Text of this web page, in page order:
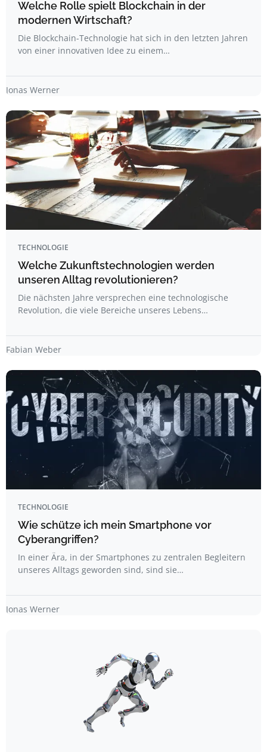
Welche Rolle spielt Blockchain in der
modernen Wirtschaft?
Die Blockchain-Technologie hat sich in den letzten Jahren
von einer innovativen Idee zu einem…
Jonas Werner
TECHNOLOGIE
Welche Zukunftstechnologien werden
unseren Alltag revolutionieren?
Die nächsten Jahre versprechen eine technologische
Revolution, die viele Bereiche unseres Lebens…
Fabian Weber
TECHNOLOGIE
Wie schütze ich mein Smartphone vor
Cyberangriffen?
In einer Ära, in der Smartphones zu zentralen Begleitern
unseres Alltags geworden sind, sind sie…
Jonas Werner